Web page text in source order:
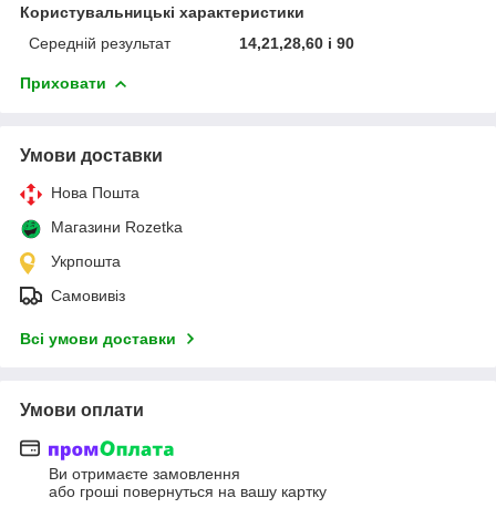
Користувальницькі характеристики
Середній результат
14,21,28,60 і 90
Приховати
Умови доставки
Нова Пошта
Магазини Rozetka
Укрпошта
Самовивіз
Всі умови доставки
Умови оплати
Ви отримаєте замовлення
або гроші повернуться на вашу картку